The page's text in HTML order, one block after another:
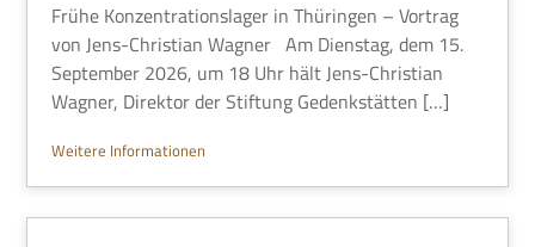
Frühe Kon­zen­tra­ti­ons­la­ger in Thü­rin­gen – Vor­trag
von Jens-Chri­stian Wag­ner Am Diens­tag, dem 15.
Sep­tem­ber 2026, um 18 Uhr hält Jens-Chri­stian
Wag­ner, Direk­tor der Stif­tung Gedenkstätten […]
Wei­tere Informationen